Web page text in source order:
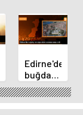
Edirne'de
buğday
ve arpa
ekim
sezonu